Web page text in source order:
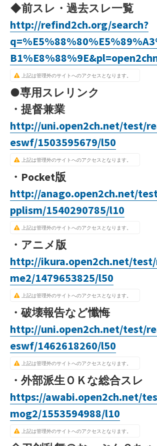
◆前スレ・過去スレ一覧
http://refind2ch.org/search?
上記は管理外のサイトへのアクセスとなります。
●専用スレリンク
・提督兼業
http://uni.open2ch.net/test/
eswf/1503595679/l50
上記は管理外のサイトへのアクセスとなります。
・Pocket版
http://anago.open2ch.net/
pplism/1540290785/l10
上記は管理外のサイトへのアクセスとなります。
・アニメ版
http://ikura.open2ch.net/
me2/1479653825/l50
上記は管理外のサイトへのアクセスとなります。
・破壊報告など懺悔
http://uni.open2ch.net/test/
eswf/1462618260/l50
上記は管理外のサイトへのアクセスとなります。
・外部派生ＯＫな総合スレ
https://awabi.open2ch.net/
mog2/1553594988/l10
上記は管理外のサイトへのアクセスとなります。